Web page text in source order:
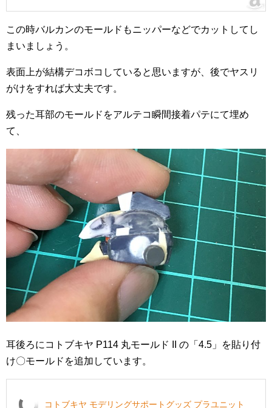
この時バルカンのモールドもニッパーなどでカットしてし
まいましょう。
表面上が結構デコボコしていると思いますが、後でヤスリ
がけをすれば大丈夫です。
残った耳部のモールドをアルテコ瞬間接着パテにて埋め
て、
耳後ろにコトブキヤ P114 丸モールド II の「4.5」を貼り付
け〇モールドを追加しています。
コトブキヤ モデリングサポートグッズ プラユニット